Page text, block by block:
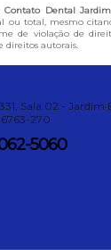
Contato Dental
ou total, mesmo
de violação de
direitos autorais.
Sala 02 - Jardim
270
5060